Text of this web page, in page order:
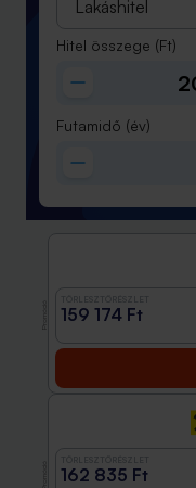
Lakáshitel
Hitel összege (Ft)
Futamidő (év)
159 174 Ft
162 835 Ft